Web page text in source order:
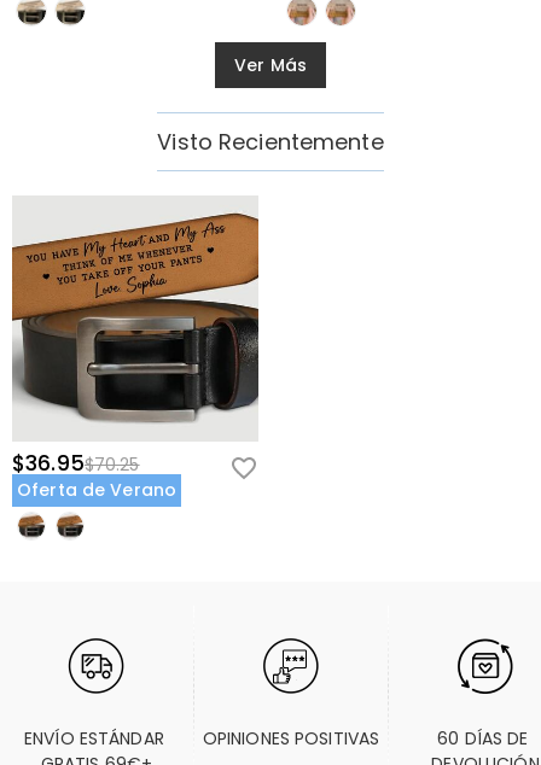
Ver Más
Visto Recientemente
$36.95$70.25
Oferta de Verano
ENVÍO ESTÁNDAR
OPINIONES POSITIVAS
60 DÍAS DE